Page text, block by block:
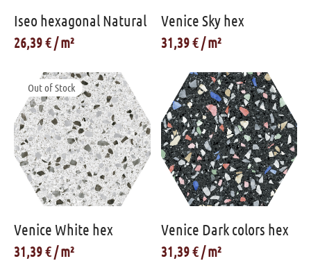
Iseo hexagonal Natural
26,39€
Venice Sky hex
31,39€
Out of Stock
Venice White hex
31,39€
Venice Dark colors hex
31,39€